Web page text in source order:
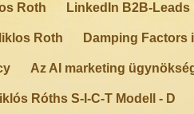
Roth LinkedIn B2B-
Roth Damping Factors
Az AI marketing
Róths S-I-C-T Modell - D